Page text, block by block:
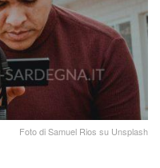
Foto di Samuel Rios su Unsplash